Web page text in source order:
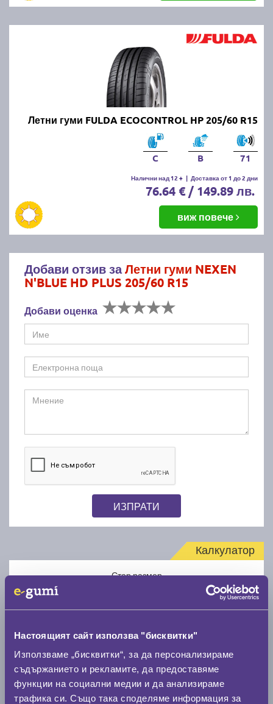
Настоящият сайт използва "бисквитки"
Използваме „бисквитки“, за да персонализираме
съдържанието и рекламите, да предоставяме
функции на социални медии и да анализираме
трафика си. Също така споделяме информация за
Летни гуми FULDA ECOCONTROL HP 205/60 R15
C B 71
Налични над 12 + | Доставка от 1 до 2 дни
76.64 € / 149.89 лв.
виж повече
Добави отзив заЛетни гуми NEXEN
N'BLUE HD PLUS 205/60 R15
Добави оценка
ИЗПРАТИ
Калкулатор
Стар размер
Нов размер